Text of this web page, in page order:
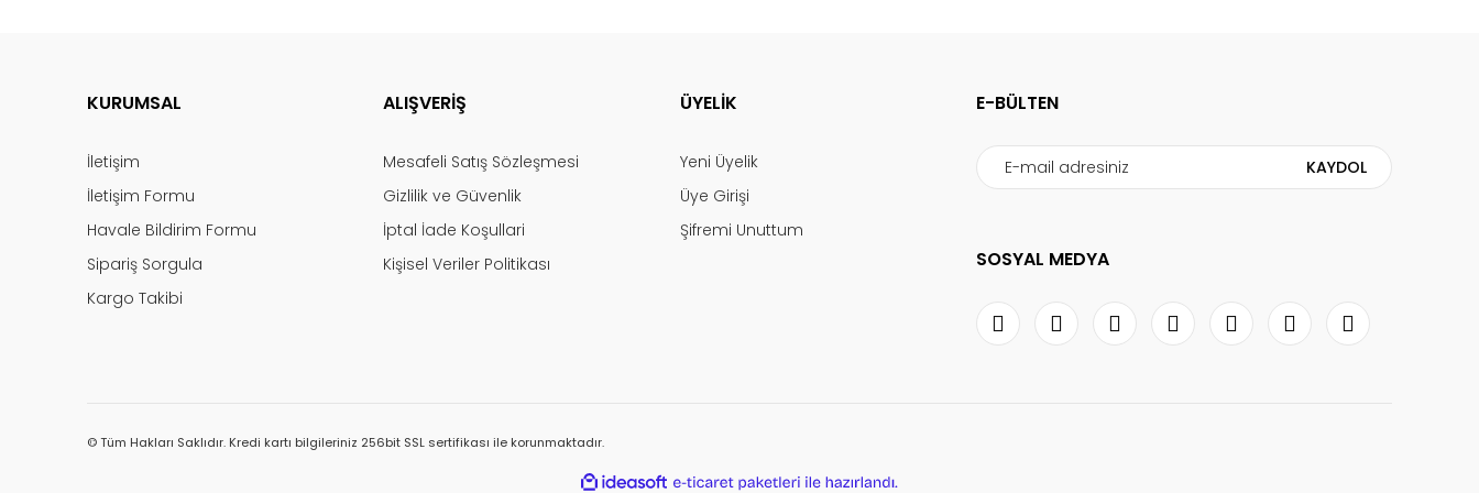
KURUMSAL
İletişim
İletişim Formu
Havale Bildirim Formu
Sipariş Sorgula
Kargo Takibi
ALIŞVERİŞ
Mesafeli Satış Sözleşmesi
Gizlilik ve Güvenlik
İptal İade Koşullari
Kişisel Veriler Politikası
ÜYELİK
Yeni Üyelik
Üye Girişi
Şifremi Unuttum
E-BÜLTEN
KAYDOL
SOSYAL MEDYA
© Tüm Hakları Saklıdır. Kredi kartı bilgileriniz 256bit SSL sertifikası ile korunmaktadır.
ideasoft e-